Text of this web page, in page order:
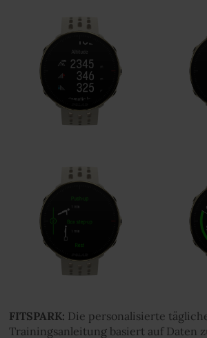
FITSPARK: Die personalisierte
Trainingsanleitung basiert auf Daten